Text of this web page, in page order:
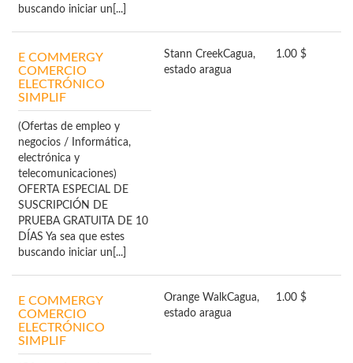
buscando iniciar un[...]
E COMMERGY
COMERCIO
ELECTRÓNICO
SIMPLIF
(Ofertas de empleo y
negocios / Informática,
electrónica y
telecomunicaciones)
OFERTA ESPECIAL DE
SUSCRIPCIÓN DE
PRUEBA GRATUITA DE 10
DÍAS Ya sea que estes
buscando iniciar un[...]
Stann CreekCagua,
estado aragua
1.00 $
E COMMERGY
COMERCIO
ELECTRÓNICO
SIMPLIF
Orange WalkCagua,
estado aragua
1.00 $